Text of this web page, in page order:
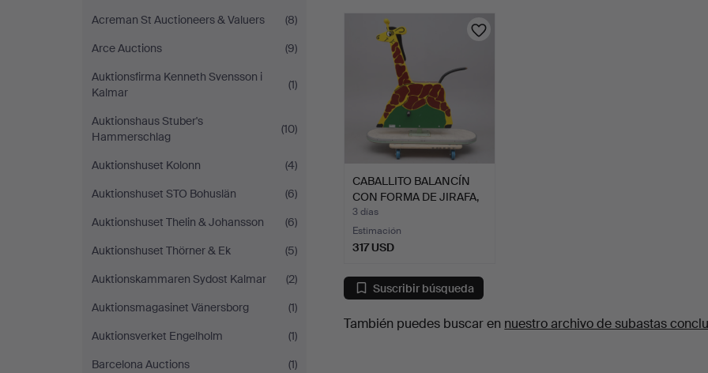
Acreman St Auctioneers & Valuers
(8)
Arce Auctions
(9)
Auktionsfirma Kenneth Svensson i
Kalmar
(1)
Auktionshaus Stuber's
Hammerschlag
(10)
Auktionshuset Kolonn
(4)
Auktionshuset STO Bohuslän
(6)
Auktionshuset Thelin & Johansson
(6)
Auktionshuset Thörner & Ek
(5)
Auktionskammaren Sydost Kalmar
(2)
Auktionsmagasinet Vänersborg
(1)
Auktionsverket Engelholm
(1)
Barcelona Auctions
(1)
curso
CABALLITO BALANCÍN
CON FORMA DE JIRAFA,
ZI…
3 días
Estimación
317 USD
Suscribir búsqueda
También puedes buscar en nuestro archivo de subastas